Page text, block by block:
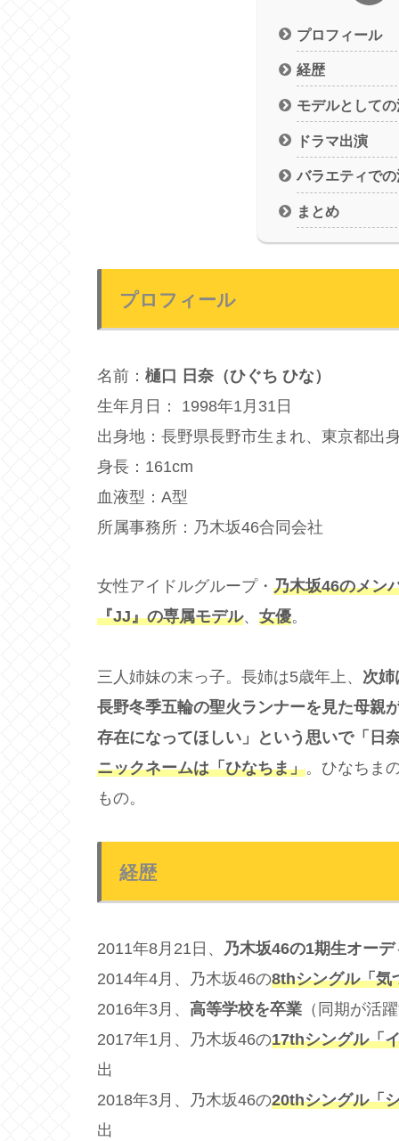
プロフィール
経歴
モデルとして
ドラマ出演
バラエティで
まとめ
プロフィール
名前： 樋口 日奈（ひぐち ひな）
生年月日： 1998年1月31日
出身地：長野県長野市生まれ、東京都出
身長：161cm
血液型：A型
所属事務所：乃木坂46合同会社
女性アイドルグループ・ 乃木坂46のメン
『JJ』の専属モデル、 女優。
三人姉妹の末っ子。長姉は5歳年上、 次姉
長野冬季五輪の聖火ランナーを見た母親
存在になってほしい」という思いで「日
ニックネームは「ひなちま」。ひなちま
もの。
経歴
2011年8月21日、 乃木坂46の1期生オー
2014年4月、乃木坂46の8thシングル「気
2016年3月、 高等学校を卒業 （同期が活
2017年1月、乃木坂46の17thシングル「
出
2018年3月、乃木坂46の20thシングル「
出